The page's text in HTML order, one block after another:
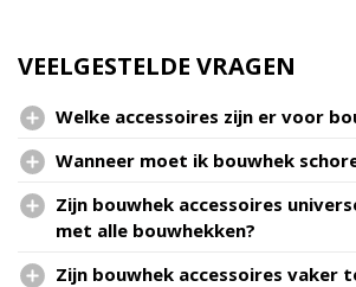
VEELGESTELDE VRAGEN
Welke accessoires zijn er voor
Wanneer moet ik bouwhek
Zijn bouwhek accessoires
met alle bouwhekken?
Zijn bouwhek accessoires vaker